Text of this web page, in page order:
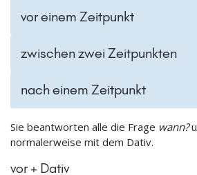
vor einem Zeitpunkt
zwischen zwei Zeitpunkten
nach einem Zeitpunkt
Sie beantworten alle die Frage wann?
normalerweise mit dem Dativ.
vor + Dativ